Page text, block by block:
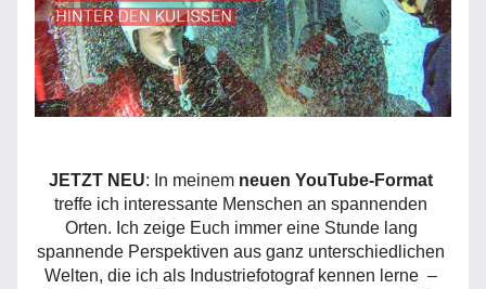
JETZT NEU: In meinem neuen YouTube-Format
treffe ich interessante Menschen an spannenden
Orten. Ich zeige Euch immer eine Stunde lang
spannende Perspektiven aus ganz unterschiedlichen
Welten, die ich als Industriefotograf kennen lerne  –